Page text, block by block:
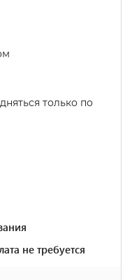
только по
не требуется